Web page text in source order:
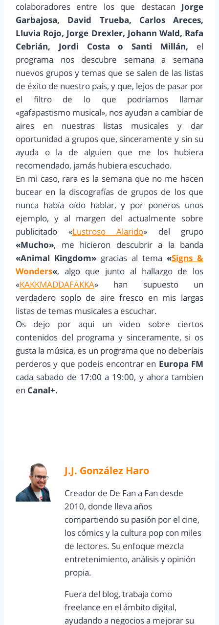
colaboradores entre los que destacan Jorge
Garbajosa, David Trueba, Carlos Areces,
Lluvia Rojo, Jorge Drexler, Johann Wald, Rafa
Cebrián, Jordi Costa o Santi Millán, el
programa nos descubre semana a semana
nuevos grupos y temas que se salen de las listas
de éxito de nuestro país, y que, lejos de pasar por
el filtro de lo que podríamos llamar
«gafapastismo musical», nos ayudan a cambiar de
aires en nuestras listas musicales y dar
oportunidad a grupos que, sinceramente y sin su
ayuda o la de alguien que me los hubiera
recomendado, jamás hubiera escuchado.
En mi caso, rara es la semana que no me hacen
bucear en la discografías de grupos de los que
nunca había oído hablar, y por poneros unos
ejemplo, y al margen del actualmente sobre
publicitado «Lustroso Alarido» del grupo
«Mucho», me hicieron descubrir a la banda
«Animal Kingdom» gracias al tema «Signs &
Wonders«, algo que junto al hallazgo de los
«KAKKMADDAFAKKA» han supuesto un
verdadero soplo de aire fresco en mis largas
listas de temas musicales a escuchar.
Os dejo por aqui un video sobre ciertos
contenidos del programa y sinceramente, si os
gusta la música, es un programa que no deberíais
perderos y que podeis encontrar en Europa FM
cada sabado de 17:00 a 19:00, y ahora tambien
en Canal+.
J.J. González Haro
Creador de De Fan a Fan desde
2010, donde lleva años
compartiendo su pasión por el cine,
los cómics y la cultura pop con miles
de lectores. Su enfoque mezcla
entretenimiento, análisis y opinión
propia.
Fuera del blog, trabaja como
freelance en el ámbito digital,
ayudando a negocios a mejorar su